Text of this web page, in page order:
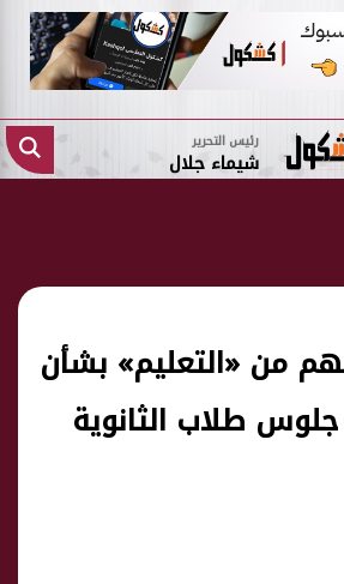
رئيس التحرير
شيماء جلال
من «التعليم» بشأن
طلاب الثانوية